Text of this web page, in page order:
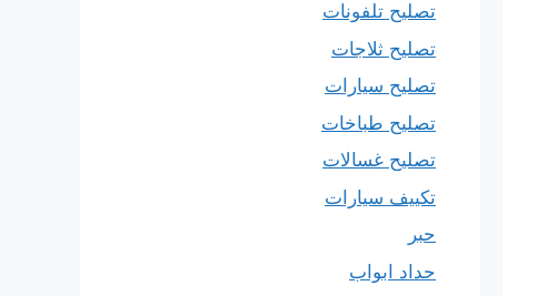
تصليح تلفونات
تصليح ثلاجات
تصليح سيارات
تصليح طباخات
تصليح غسالات
تكييف سيارات
حبر
حداد ابواب